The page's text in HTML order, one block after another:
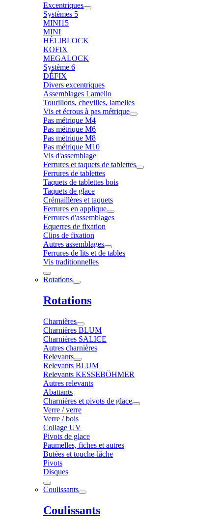
Excentriques
Systèmes 5
MINI15
MINI
HÉLIBLOCK
KOFIX
MEGALOCK
Système 6
DÉFIX
Divers excentriques
Assemblages Lamello
Tourillons, chevilles, lamelles
Vis et écrous à pas métrique
Pas métrique M4
Pas métrique M6
Pas métrique M8
Pas métrique M10
Vis d'assemblage
Ferrures et taquets de tablettes
Ferrures de tablettes
Taquets de tablettes bois
Taquets de glace
Crémaillères et taquets
Ferrures en applique
Ferrures d'assemblages
Equerres de fixation
Clips de fixation
Autres assemblages
Ferrures de lits et de tables
Vis traditionnelles
Rotations
Rotations
Charnières
Charnières BLUM
Charnières SALICE
Autres charnières
Relevants
Relevants BLUM
Relevants KESSEBÖHMER
Autres relevants
Abattants
Charnières et pivots de glace
Verre / verre
Verre / bois
Collage UV
Pivots de glace
Paumelles, fiches et autres
Butées et touche-lâche
Pivots
Disques
Coulissants
Coulissants